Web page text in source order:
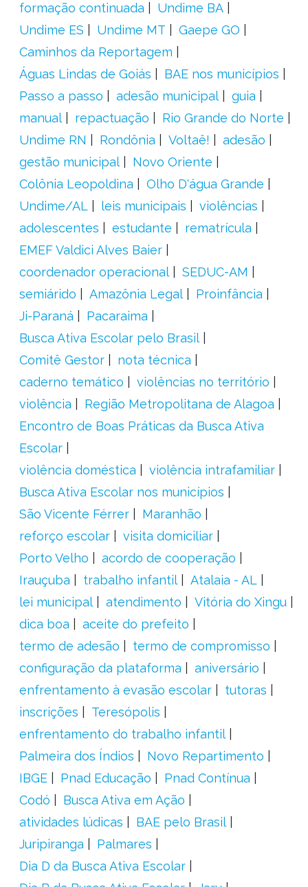
formação continuada
Undime BA
Undime ES
Undime MT
Gaepe GO
Caminhos da Reportagem
Águas Lindas de Goiás
BAE nos municípios
Passo a passo
adesão municipal
guia
manual
repactuação
Rio Grande do Norte
Undime RN
Rondônia Voltaê!
adesão
gestão municipal
Novo Oriente
Colônia Leopoldina
Olho D'água Grande
Undime/AL
leis municipais
violências
adolescentes
estudante
rematrícula
EMEF Valdici Alves Baier
coordenador operacional
SEDUC-AM
semiárido
Amazônia Legal
Proinfância
Ji-Paraná
Pacaraima
Busca Ativa Escolar pelo Brasil
Comitê Gestor
nota técnica
caderno temático
violências no território
violência
Região Metropolitana de Alagoa
Encontro de Boas Práticas da Busca Ativa
Escolar
violência doméstica
violência intrafamiliar
Busca Ativa Escolar nos municípios
São Vicente Férrer
Maranhão
reforço escolar
visita domiciliar
Porto Velho
acordo de cooperação
Irauçuba
trabalho infantil
Atalaia - AL
lei municipal
atendimento
Vitória do Xingu
dica boa
aceite do prefeito
termo de adesão
termo de compromisso
configuração da plataforma
aniversário
enfrentamento à evasão escolar
tutoras
inscrições
Teresópolis
enfrentamento do trabalho infantil
Palmeira dos Índios
Novo Repartimento
IBGE
Pnad Educação
Pnad Contínua
Codó
Busca Ativa em Ação
atividades lúdicas
BAE pelo Brasil
Juripiranga
Palmares
Dia D da Busca Ativa Escolar